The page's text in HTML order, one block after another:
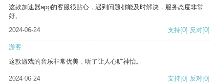
这款加速器app的客服很贴心，遇到问题都能及时解决，服务态度非常
好。
2024-06-24
支持[0] 反对[0]
游客
这款游戏的音乐非常优美，听了让人心旷神怡。
2024-06-24 支持[0] 反对[0]